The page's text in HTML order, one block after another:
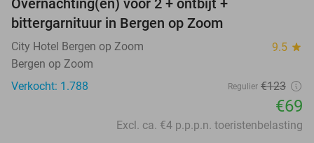
bittergarnituur in Bergen op Zoom
City Hotel Bergen op Zoom 9.5 star
Bergen op Zoom
Verkocht: 1.788
Regulier €123
€69
Excl. ca. €4 p.p.p.n. toeristenbelasting